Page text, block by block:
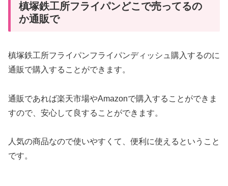
槙塚鉄工所フライパンどこで売ってるの
か通販で
槙塚鉄工所フライパンフライパンディッシュ購入するのに
通販で購入することができます。
通販であれば楽天市場やAmazonで購入することができま
すので、安心して良することができます。
人気の商品なので使いやすくて、便利に使えるということ
です。